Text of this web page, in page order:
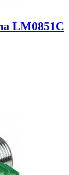
LM0851С